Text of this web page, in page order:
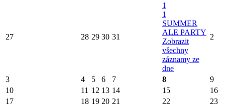
27 28 29 30 31
1
1
SUMMER
ALE PARTY
Zobrazit
všechny
záznamy ze
dne
2
3 4 5 6 7 8
9
10
11 12 13 14 15
16
17
18 19 20 21 22 23